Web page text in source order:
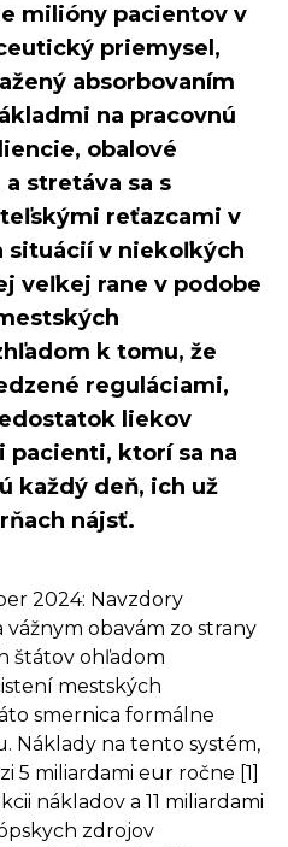
milióny pacientov v
priemysel,
absorbovaním
na pracovnú
obalové
stretáva sa s
reťazcami v
situácií v niekoľkých
veľkej rane v podobe
k tomu, že
reguláciami,
liekov
pacienti, ktorí sa na
každý deň, ich už
nájsť.
2024: Navzdory
obavám zo strany
štátov ohľadom
mestských
smernica formálne
Náklady na tento systém,
5 miliardami eur ročne [1]
nákladov a 11 miliardami
zdrojov